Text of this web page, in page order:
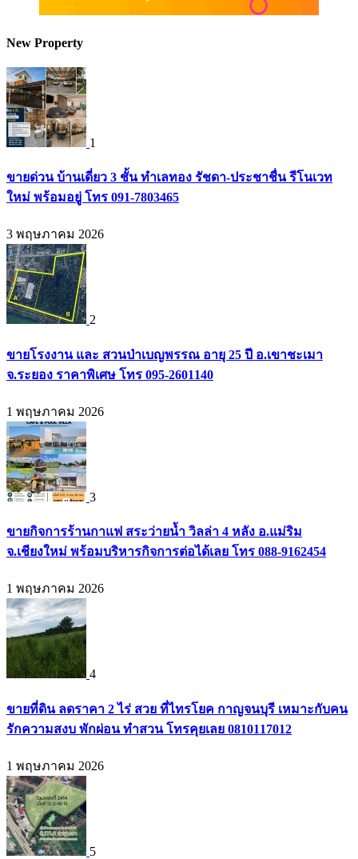
New Property
1
ขายด่วน บ้านเดี่ยว 3 ชั้น ทำเลทอง รัชดา-ประชาชื่น รีโนเวท
ใหม่ พร้อมอยู่ โทร 091-7803465
3 พฤษภาคม 2026
2
ขายโรงงาน และ สวนป่าเบญพรรณ อายุ 25 ปี อ.เขาชะเมา
จ.ระยอง ราคาพิเศษ โทร 095-2601140
1 พฤษภาคม 2026
3
ขายกิจการร้านกาแฟ สระว่ายน้ำ วิลล่า 4 หลัง อ.แม่ริม
จ.เชียงใหม่ พร้อมบริหารกิจการต่อได้เลย โทร 088-9162454
1 พฤษภาคม 2026
4
ขายที่ดิน ลดราคา 2 ไร่ สวย ที่ไทรโยค กาญจนบุรี เหมาะกับคน
รักความสงบ พักผ่อน ทำสวน โทรคุยเลย 0810117012
1 พฤษภาคม 2026
5